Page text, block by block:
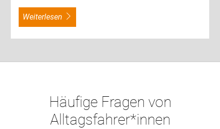
weiterlesen
Häufige Fragen von
Alltagsfahrer*innen